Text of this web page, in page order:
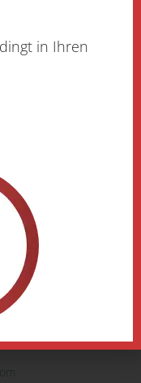
Grapevine Nashville,
in Ihren